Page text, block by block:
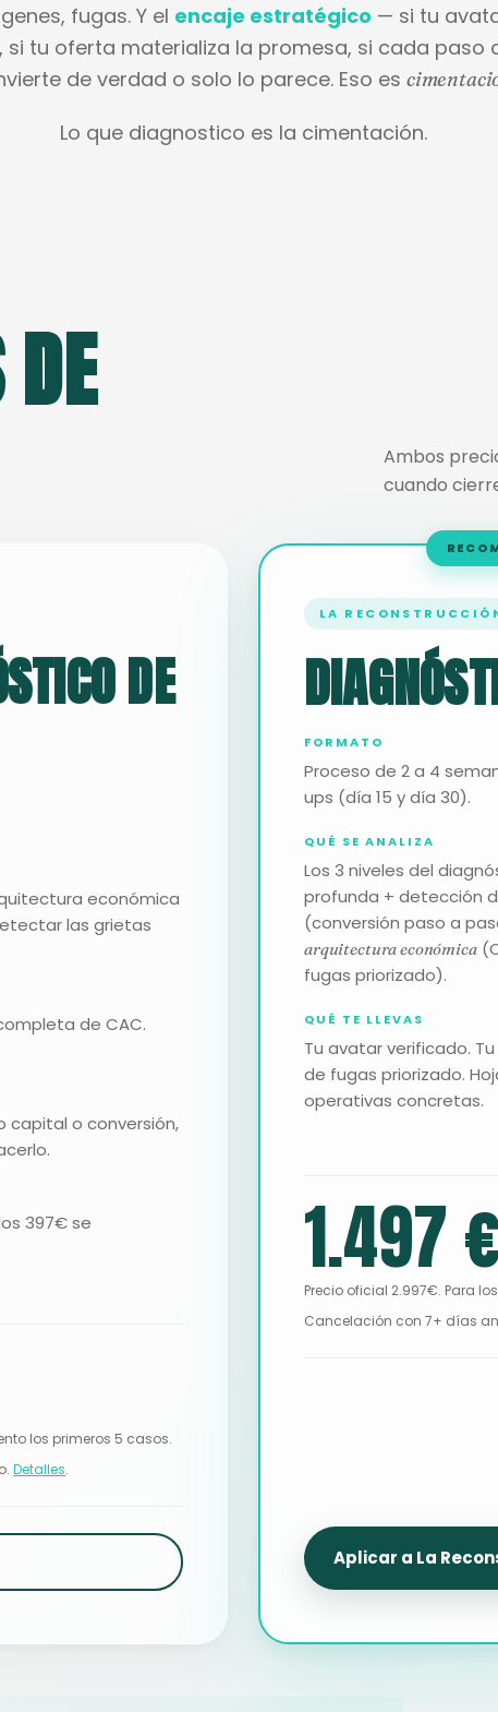
fugas. Y el encaje estratégico — si tu
si tu oferta materializa la promesa, si cada paso
de verdad o solo lo parece. Eso es
Lo que diagnostico es la cimentación.
Ambos
cuando
DE
económica
las grietas
de CAC.
capital o conversión,
397€ se
los primeros 5 casos.
Detalles.
LA
FORMATO
Proceso de 2 a 4
ups (día 15 y día 30).
QUÉ SE ANALIZA
Los 3 niveles del
profunda + detección
(conversión paso a
arquitectura económica
fugas priorizado).
QUÉ TE LLEVAS
Tu avatar verificado.
de fugas priorizado.
operativas concretas.
1.497
Precio oficial 2.997€. Para
Cancelación con 7+ días
Aplicar a La